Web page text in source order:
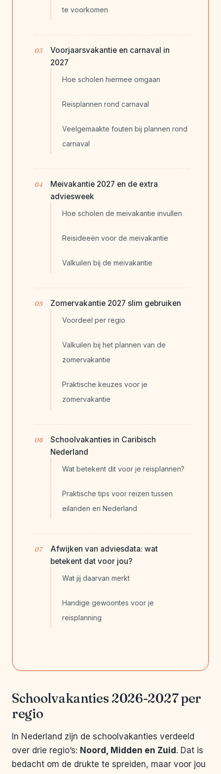
te voorkomen
Voorjaarsvakantie en carnaval in
2027
Hoe scholen hiermee omgaan
Reisplannen rond carnaval
Veelgemaakte fouten bij plannen rond
carnaval
Meivakantie 2027 en de extra
adviesweek
Hoe scholen de meivakantie invullen
Reisideeën voor de meivakantie
Valkuilen bij de meivakantie
Zomervakantie 2027 slim gebruiken
Voordeel per regio
Valkuilen bij het plannen van de
zomervakantie
Praktische keuzes voor je
zomervakantie
Schoolvakanties in Caribisch
Nederland
Wat betekent dit voor je reisplannen?
Praktische tips voor reizen tussen
eilanden en Nederland
Afwijken van adviesdata: wat
betekent dat voor jou?
Wat jij daarvan merkt
Handige gewoontes voor je
reisplanning
Schoolvakanties 2026-2027 per
regio
In Nederland zijn de schoolvakanties verdeeld
over drie regio’s: Noord, Midden en Zuid . Dat is
bedacht om de drukte te spreiden, maar voor jou